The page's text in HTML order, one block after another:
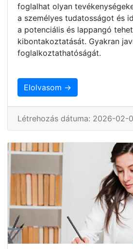
foglalhat olyan
a személyes tudatosságot és
a potenciális és lappangó
kibontakoztatását. Gyakran
foglalkoztathatóságát.
Elolvasom →
Létrehozás dátuma: 2026-02-